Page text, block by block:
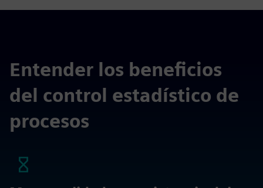
Entender los beneficios
del control estadístico de
procesos